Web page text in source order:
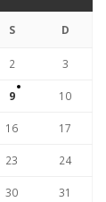
S D
2 3
9 10
16 17
23 24
30 31